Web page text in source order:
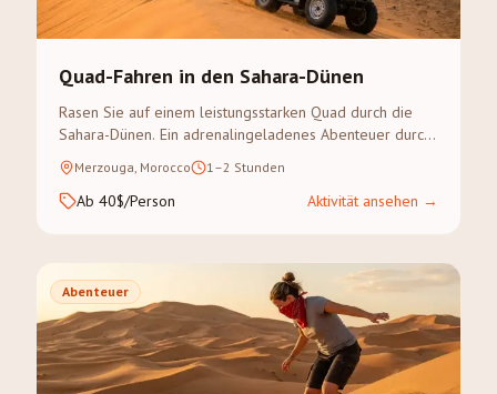
Quad-Fahren in den Sahara-Dünen
Rasen Sie auf einem leistungsstarken Quad durch die
Sahara-Dünen. Ein adrenalingeladenes Abenteuer durch
den Erg Chebbi — keine Erfahrung erforderlich.
Merzouga, Morocco 1–2 Stunden
Ab 40$/Person Aktivität ansehen →
Abenteuer